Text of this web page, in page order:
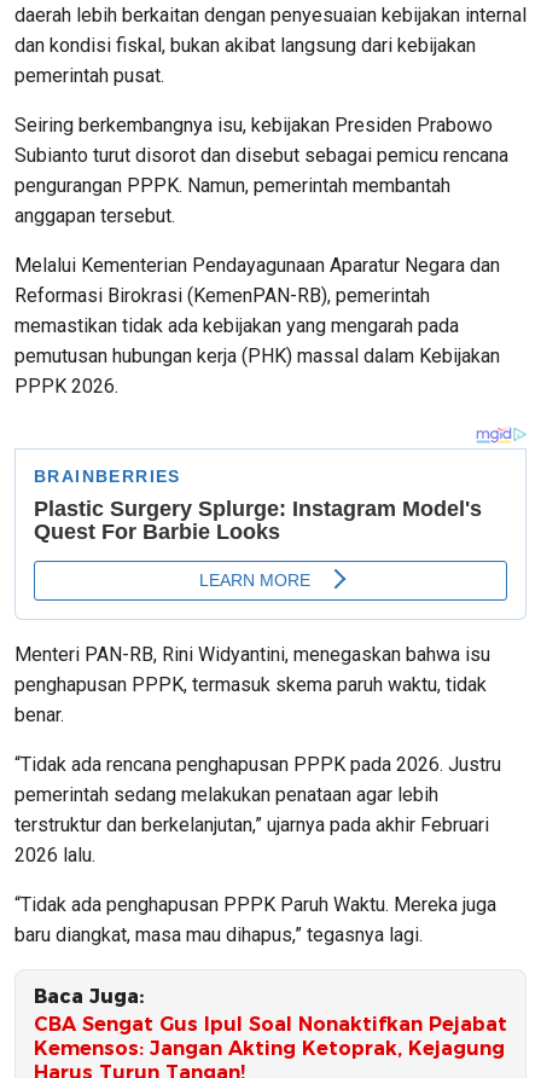
daerah lebih berkaitan dengan penyesuaian kebijakan internal
dan kondisi fiskal, bukan akibat langsung dari kebijakan
pemerintah pusat.
Seiring berkembangnya isu, kebijakan Presiden Prabowo
Subianto turut disorot dan disebut sebagai pemicu rencana
pengurangan PPPK. Namun, pemerintah membantah
anggapan tersebut.
Melalui Kementerian Pendayagunaan Aparatur Negara dan
Reformasi Birokrasi (KemenPAN-RB), pemerintah
memastikan tidak ada kebijakan yang mengarah pada
pemutusan hubungan kerja (PHK) massal dalam Kebijakan
PPPK 2026.
Menteri PAN-RB, Rini Widyantini, menegaskan bahwa isu
penghapusan PPPK, termasuk skema paruh waktu, tidak
benar.
“Tidak ada rencana penghapusan PPPK pada 2026. Justru
pemerintah sedang melakukan penataan agar lebih
terstruktur dan berkelanjutan,” ujarnya pada akhir Februari
2026 lalu.
“Tidak ada penghapusan PPPK Paruh Waktu. Mereka juga
baru diangkat, masa mau dihapus,” tegasnya lagi.
Baca Juga:
CBA Sengat Gus Ipul Soal Nonaktifkan Pejabat
Kemensos: Jangan Akting Ketoprak, Kejagung
Harus Turun Tangan!